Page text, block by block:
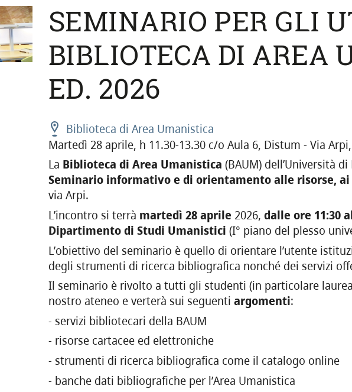
SEMINARIO PER GLI
BIBLIOTECA DI AREA
ED. 2026
Biblioteca di Area Umanistica
Martedì 28 aprile, h 11.30-13.30 c/o Aula 6, Distum - Via
La Biblioteca di Area Umanistica (BAUM) dell’Università
Seminario informativo e di orientamento alle risorse,
via Arpi.
L’incontro si terrà martedì 28 aprile 2026, dalle ore 11:30
Dipartimento di Studi Umanistici (I° piano del plesso
L’obiettivo del seminario è quello di orientare l’utente
degli strumenti di ricerca bibliografica nonché dei servizi
Il seminario è rivolto a tutti gli studenti (in particolare
nostro ateneo e verterà sui seguenti argomenti:
- servizi bibliotecari della BAUM
- risorse cartacee ed elettroniche
- strumenti di ricerca bibliografica come il catalogo online
- banche dati bibliografiche per l’Area Umanistica